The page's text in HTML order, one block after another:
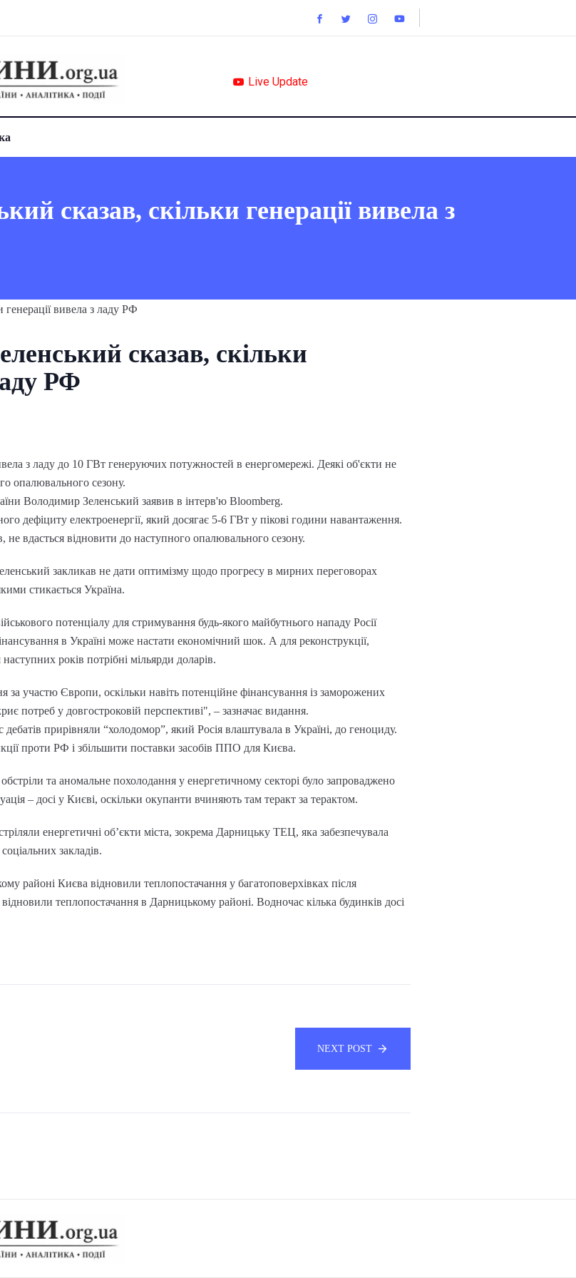
Live Update
сказав, скільки генерації вивела з
сказав, скільки
РФ
з ладу до 10 ГВт генеруючих потужностей в енергомережі. Деякі об'єкти не
опалювального сезону.
Володимир Зеленський заявив в інтерв'ю Bloomberg.
дефіциту електроенергії, який досягає 5-6 ГВт у пікові години навантаження.
вдасться відновити до наступного опалювального сезону.
закликав не дати оптимізму щодо прогресу в мирних переговорах
стикається Україна.
потенціалу для стримування будь-якого майбутнього нападу Росії
в Україні може настати економічний шок. А для реконструкції,
років потрібні мільярди доларів.
за участю Європи, оскільки навіть потенційне фінансування із заморожених
потреб у довгостроковій перспективі", – зазначає видання.
прирівняли “холодомор”, який Росія влаштувала в Україні, до геноциду.
проти РФ і збільшити поставки засобів ППО для Києва.
та аномальне похолодання у енергетичному секторі було запроваджено
– досі у Києві, оскільки окупанти вчиняють там теракт за терактом.
енергетичні об’єкти міста, зокрема Дарницьку ТЕЦ, яка забезпечувала
закладів.
районі Києва відновили теплопостачання у багатоповерхівках після
теплопостачання в Дарницькому районі. Водночас кілька будинків досі
NEXT POST